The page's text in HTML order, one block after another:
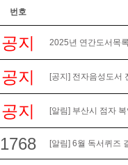
번호
공지 2025년 연간도서목
공지 [공지] 전자음성도서
공지 [알림] 부산시 점자
1768 [알림] 6월 독서퀴즈